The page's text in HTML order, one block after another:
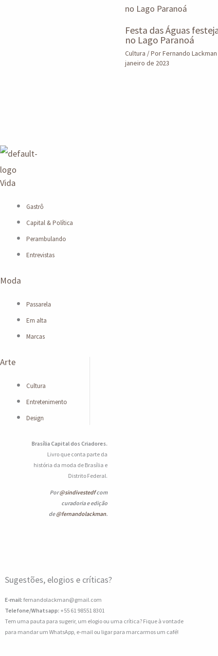
Festa das Águas
no Lago Paranoá
Cultura / PorFernando Lackman
janeiro de 2023
Vida
Gastrô
Capital & Política
Perambulando
Entrevistas
Moda
Passarela
Em alta
Marcas
Arte
Cultura
Entretenimento
Design
Brasília Capital dos Criadores.
Livro que conta parte da
história da moda de Brasília e
Distrito Federal.
Por@sindivestedfcom
curadoria e edição
de@fernandolackman.
Sugestões, elogios e críticas?
E-mail: fernandolackman@gmail.com
Telefone/Whatsapp: +55 61 98551 8301
Tem uma pauta para sugerir, um elogio ou uma crítica? Fique à vontade
para mandar um WhatsApp, e-mail ou ligar para marcarmos um café!